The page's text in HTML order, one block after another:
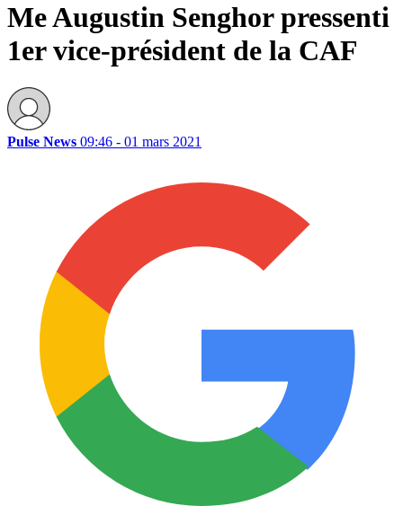
Me Augustin Senghor pressenti
1er vice-président de la CAF
Pulse News 09:46 - 01 mars 2021